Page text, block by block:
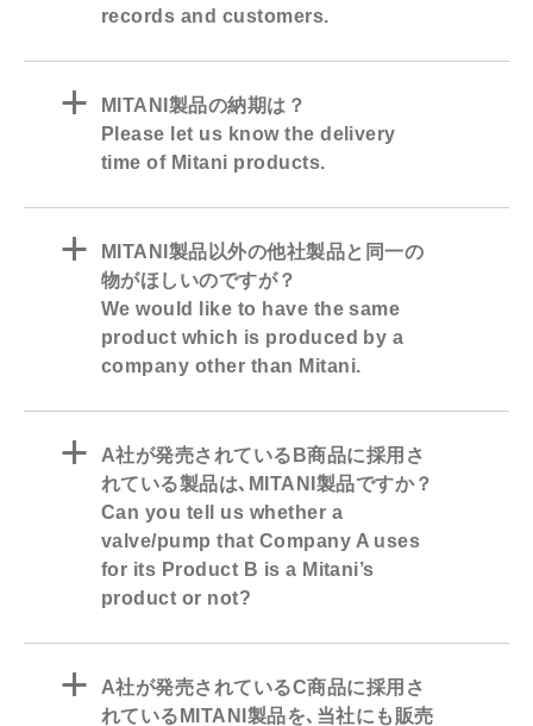
records and customers.
a
MITANI製品の納期は？
Please let us know the delivery
time of Mitani products.
a
MITANI製品以外の他社製品と同一の
物がほしいのですが？
We would like to have the same
product which is produced by a
company other than Mitani.
a
A社が発売されているB商品に採用さ
れている製品は､MITANI製品ですか？
Can you tell us whether a
valve/pump that Company A uses
for its Product B is a Mitani’s
product or not?
a
A社が発売されているC商品に採用さ
れているMITANI製品を､当社にも販売